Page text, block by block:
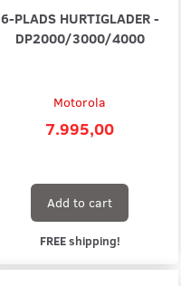
6-PLADS HURTIGLADER -
DP2000/3000/4000
Motorola
7.995,00
Add to cart
FREE shipping!